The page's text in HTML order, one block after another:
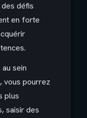
défis
en forte
sein
vous pourrez
plus
saisir des